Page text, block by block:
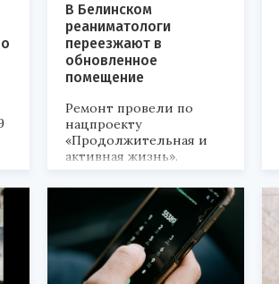
В Белинском
реаниматологи
переезжают в
обновленное
помещение
Ремонт провели по
нацпроекту
«Продолжительная и
активная жизнь».